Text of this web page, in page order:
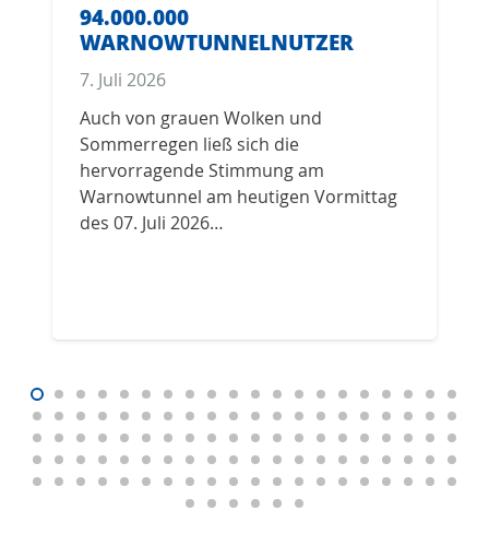
94.000.000
WARNOWTUNNELNUTZER
7. Juli 2026
Auch von grauen Wolken und
Sommerregen ließ sich die
hervorragende Stimmung am
Warnowtunnel am heutigen Vormittag
des 07. Juli 2026…